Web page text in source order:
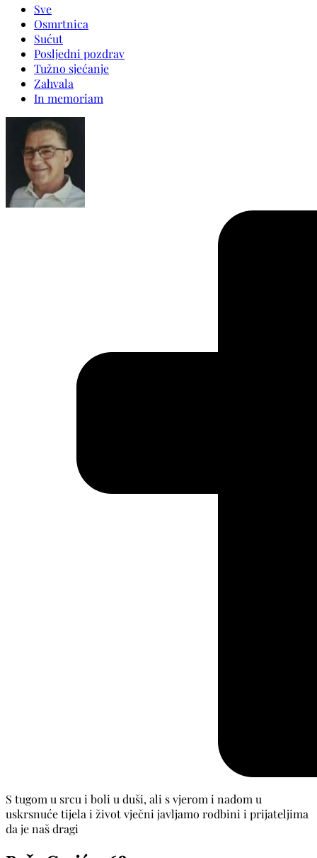
Sve
Osmrtnica
Sućut
Posljedni pozdrav
Tužno sjećanje
Zahvala
In memoriam
S tugom u srcu i boli u duši, ali s vjerom i nadom u
uskrsnuće tijela i život vječni javljamo rodbini i prijateljima
da je naš dragi